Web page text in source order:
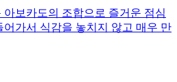
보카도의 조합으로 즐거운 점심
가서 식감을 놓치지 않고 매우 만